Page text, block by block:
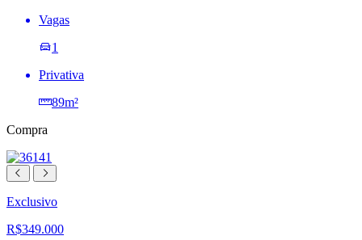
Vagas
1
Privativa
89m²
Compra
Exclusivo
R$349.000